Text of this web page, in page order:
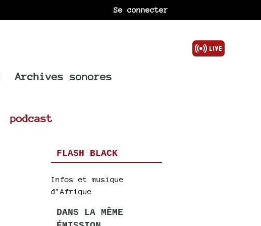
Se connecter
Archives sonores
podcast
FLASH BLACK
Infos et musique
d’Afrique
DANS LA MÊME